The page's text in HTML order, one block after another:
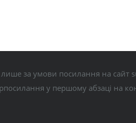
за умови посилання на сайт
у першому абзаці на